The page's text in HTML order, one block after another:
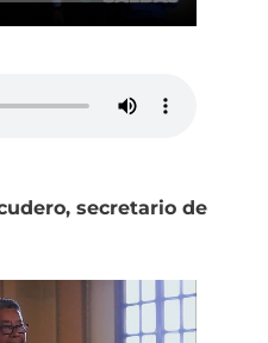
secretario de